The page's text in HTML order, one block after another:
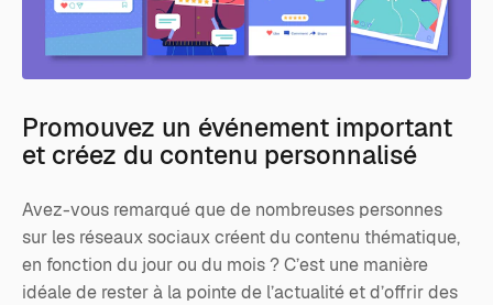
Promouvez un événement important
et créez du contenu personnalisé
Avez-vous remarqué que de nombreuses personnes
sur les réseaux sociaux créent du contenu thématique,
en fonction du jour ou du mois ? C’est une manière
idéale de rester à la pointe de l’actualité et d’offrir des